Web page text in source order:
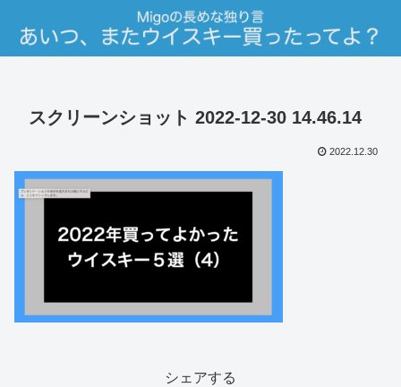
スクリーンショット 2022-12-30 14.46.14
2022.12.30
シェアする